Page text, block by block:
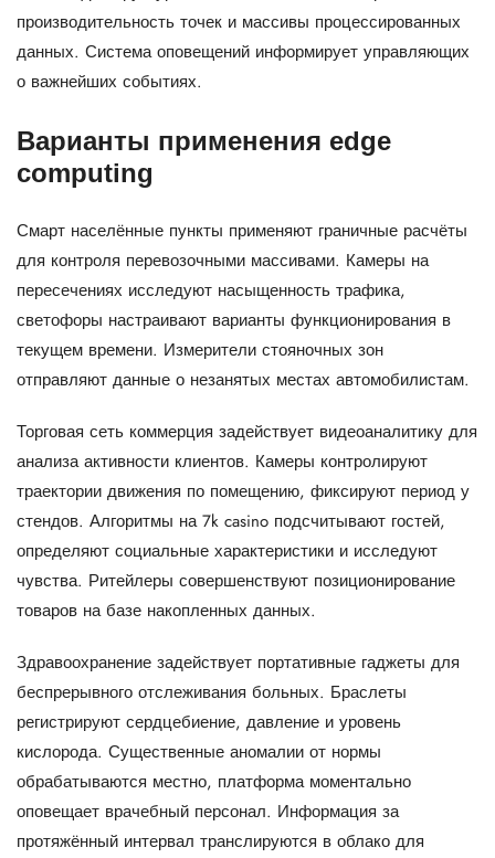
производительность точек и массивы процессированных
данных. Система оповещений информирует управляющих
о важнейших событиях.
Варианты применения edge
computing
Смарт населённые пункты применяют граничные расчёты
для контроля перевозочными массивами. Камеры на
пересечениях исследуют насыщенность трафика,
светофоры настраивают варианты функционирования в
текущем времени. Измерители стояночных зон
отправляют данные о незанятых местах автомобилистам.
Торговая сеть коммерция задействует видеоаналитику для
анализа активности клиентов. Камеры контролируют
траектории движения по помещению, фиксируют период у
стендов. Алгоритмы на 7k casino подсчитывают гостей,
определяют социальные характеристики и исследуют
чувства. Ритейлеры совершенствуют позиционирование
товаров на базе накопленных данных.
Здравоохранение задействует портативные гаджеты для
беспрерывного отслеживания больных. Браслеты
регистрируют сердцебиение, давление и уровень
кислорода. Существенные аномалии от нормы
обрабатываются местно, платформа моментально
оповещает врачебный персонал. Информация за
протяжённый интервал транслируются в облако для